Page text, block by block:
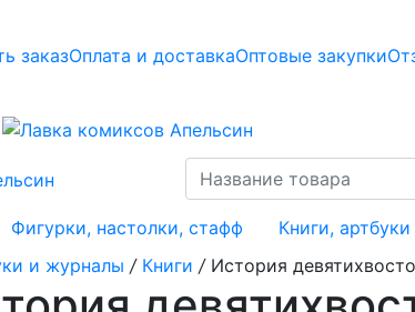
заказОплата и доставкаОптовые закупки
Фигурки, настолки, стафф Книги,
и журналы / Книги / История